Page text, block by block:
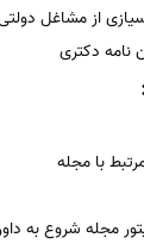
از مشاغل
نامه دکتری
با مجله
مجله شروع به